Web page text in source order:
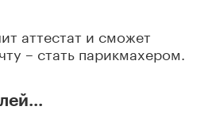
аттестат и сможет
– стать парикмахером.